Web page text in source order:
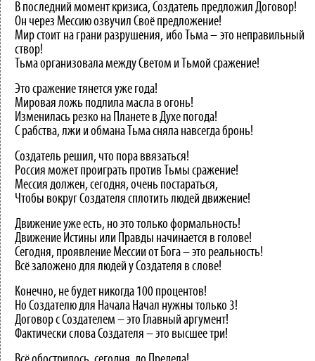
В последний момент кризиса, Создатель предложил Договор!
Он через Мессию озвучил Своё предложение!
Мир стоит на грани разрушения, ибо Тьма – это неправильный
створ!
Тьма организовала между Светом и Тьмой сражение!
Это сражение тянется уже года!
Мировая ложь подлила масла в огонь!
Изменилась резко на Планете в Духе погода!
С рабства, лжи и обмана Тьма сняла навсегда бронь!
Создатель решил, что пора ввязаться!
Россия может проиграть против Тьмы сражение!
Мессия должен, сегодня, очень постараться,
Чтобы вокруг Создателя сплотить людей движение!
Движение уже есть, но это только формальность!
Движение Истины или Правды начинается в голове!
Сегодня, проявление Мессии от Бога – это реальность!
Всё заложено для людей у Создателя в слове!
Конечно, не будет никогда 100 процентов!
Но Создателю для Начала Начал нужны только 3!
Договор с Создателем – это Главный аргумент!
Фактически слова Создателя – это высшее три!